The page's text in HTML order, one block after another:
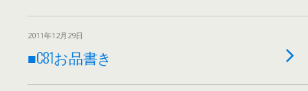
2011年12月29日
■C81お品書き